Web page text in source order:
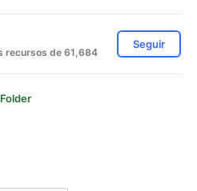
recursos de 61,684
Seguir